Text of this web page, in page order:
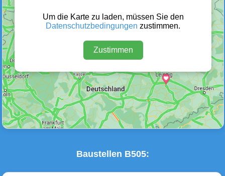
Defektes Fahrzeug
Um die Karte zu laden, müssen Sie den
Datenschutzbedingungen zustimmen.
Zustimmen
Baustellen B505: